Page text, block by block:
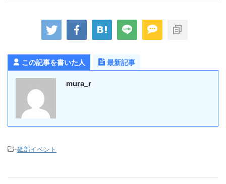
この記事を書いた人 最新記事
mura_r
-砥部イベント